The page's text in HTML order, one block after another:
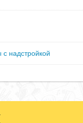
надстройкой